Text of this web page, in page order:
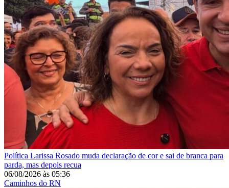
Política Larissa Rosado muda declaração de cor e sai de branca para
parda, mas depois recua
06/08/2026 às 05:36
Caminhos do RN